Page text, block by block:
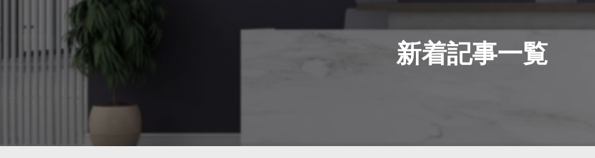
新着記事一覧